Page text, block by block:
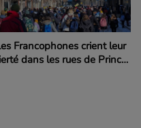
Francophones crient leur
dans les rues de Prince